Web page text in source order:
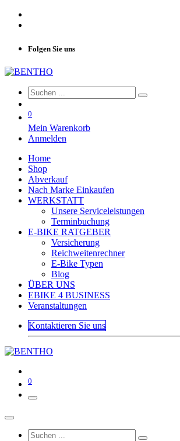
Folgen Sie uns
0
Mein Warenkorb
Anmelden
Home
Shop
Abverkauf
Nach Marke Einkaufen
WERKSTATT
Unsere Serviceleistungen
Terminbuchung
E-BIKE RATGEBER
Versicherung
Reichweitenrechner
E-Bike Typen
Blog
ÜBER UNS
EBIKE 4 BUSINESS
Veranstaltungen
Kontaktieren Sie uns
0